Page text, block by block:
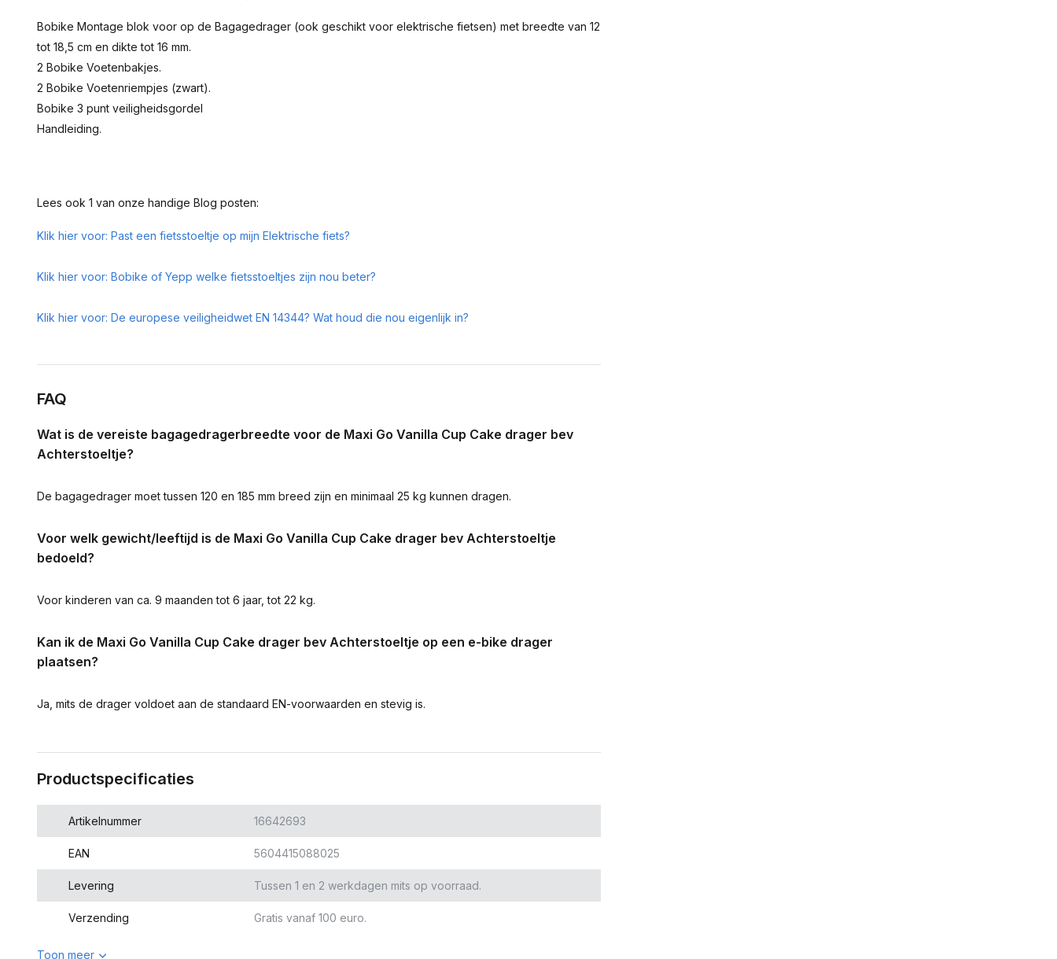
Bobike Montage blok voor op de Bagagedrager (ook geschikt voor elektrische fietsen) met breedte van 12
tot 18,5 cm en dikte tot 16 mm.
2 Bobike Voetenbakjes.
2 Bobike Voetenriempjes (zwart).
Bobike 3 punt veiligheidsgordel
Handleiding.
Lees ook 1 van onze handige Blog posten:
Klik hier voor: Past een fietsstoeltje op mijn Elektrische fiets?
Klik hier voor: Bobike of Yepp welke fietsstoeltjes zijn nou beter?
Klik hier voor: De europese veiligheidwet EN 14344? Wat houd die nou eigenlijk in?
FAQ
Wat is de vereiste bagagedragerbreedte voor de Maxi Go Vanilla Cup Cake drager bev
Achterstoeltje?
De bagagedrager moet tussen 120 en 185 mm breed zijn en minimaal 25 kg kunnen dragen.
Voor welk gewicht/leeftijd is de Maxi Go Vanilla Cup Cake drager bev Achterstoeltje
bedoeld?
Voor kinderen van ca. 9 maanden tot 6 jaar, tot 22 kg.
Kan ik de Maxi Go Vanilla Cup Cake drager bev Achterstoeltje op een e-bike drager
plaatsen?
Ja, mits de drager voldoet aan de standaard EN-voorwaarden en stevig is.
Productspecificaties
Artikelnummer 16642693
EAN 5604415088025
Levering Tussen 1 en 2 werkdagen mits op voorraad.
Verzending Gratis vanaf 100 euro.
Toon meer